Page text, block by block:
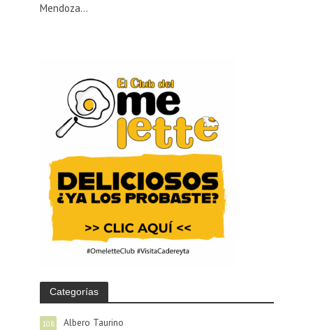
Mendoza...
Categorías
Albero Taurino
108